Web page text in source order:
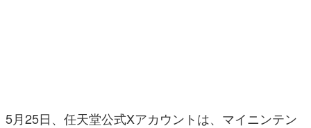
女性向け
5月25日、任天堂公式Xアカウントは、マイニンテン